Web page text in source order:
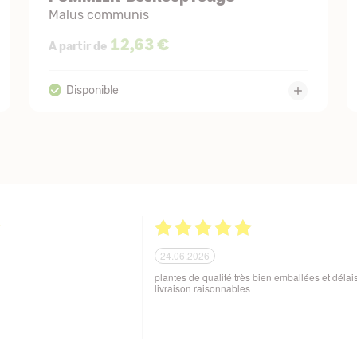
Malus communis
A partir de 12,63 €
soigné des produits
21.06.2026
Tout est parfait. Je suis enchantée Quoi de
Excellente maison et plantes de qualité. Merci